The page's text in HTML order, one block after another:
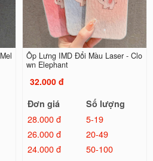
Ốp Lưng IMD Đổi Màu Laser - Clo
wn Elephant
32.000 đ
Đơn giá
Số lượng
28.000 đ
5-19
26.000 đ
20-49
24.000 đ
50-100